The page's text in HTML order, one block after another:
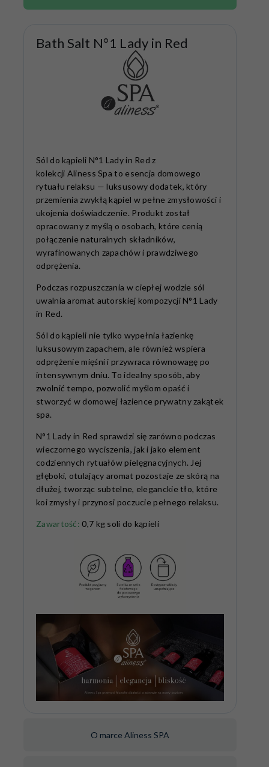
O marce Aliness SPA
Bath Salt N°1 Lady in Red
Sól do kąpieli N°1 Lady in Red z
kolekcji Aliness Spa to esencja domowego
rytuału relaksu — luksusowy dodatek, który
przemienia zwykłą kąpiel w pełne zmysłowości i
ukojenia doświadczenie. Produkt został
opracowany z myślą o osobach, które cenią
połączenie naturalnych składników,
wyrafinowanych zapachów i prawdziwego
odprężenia.
Podczas rozpuszczania w ciepłej wodzie sól
uwalnia aromat autorskiej kompozycji N°1 Lady
in Red.
Sól do kąpieli nie tylko wypełnia łazienkę
luksusowym zapachem, ale również wspiera
odprężenie mięśni i przywraca równowagę po
intensywnym dniu. To idealny sposób, aby
zwolnić tempo, pozwolić myślom opaść i
stworzyć w domowej łazience prywatny zakątek
spa.
N°1 Lady in Red sprawdzi się zarówno podczas
wieczornego wyciszenia, jak i jako element
codziennych rytuałów pielęgnacyjnych. Jej
głęboki, otulający aromat pozostaje ze skórą na
dłużej, tworząc subtelne, eleganckie tło, które
koi zmysły i przynosi poczucie pełnego relaksu.
Zawartość: 0,7 kg soli do kąpieli